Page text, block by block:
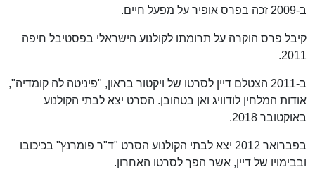
ב-2009 זכה בפרס אופיר על מפעל חיים.
קיבל פרס הוקרה על תרומתו לקולנוע הישראלי בפסטיבל חיפה
2011.
ב-2011 הצטלם דיין לסרטו של ויקטור בראון, "פיניטה לה קומדיה",
אודות המלחין לודוויג ואן בטהובן. הסרט יצא לבתי הקולנוע
באוקטובר 2018.
בפברואר 2012 יצא לבתי הקולנוע הסרט "ד"ר פומרנץ" בכיכובו
ובבימויו של דיין, אשר הפך לסרטו האחרון.